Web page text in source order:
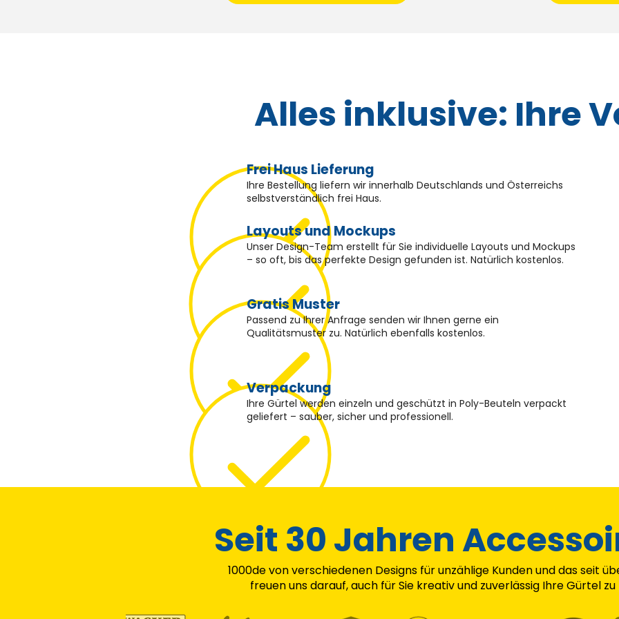
Alles inklusive: Ihre
Frei Haus Lieferung
Ihre Bestellung liefern wir innerhalb Deutschlands und Österreichs
selbstverständlich frei Haus.
Layouts und Mockups
Unser Design-Team erstellt für Sie individuelle Layouts und Mockups
– so oft, bis das perfekte Design gefunden ist. Natürlich kostenlos.
Gratis Muster
Passend zu Ihrer Anfrage senden wir Ihnen gerne ein
Qualitätsmuster zu. Natürlich ebenfalls kostenlos.
Verpackung
Ihre Gürtel werden einzeln und geschützt in Poly-Beuteln verpackt
geliefert – sauber, sicher und professionell.
Seit 30 Jahren
1000de von verschiedenen Designs für unzählige Kunden und das seit
freuen uns darauf, auch für Sie kreativ und zuverlässig Ihre Gürtel